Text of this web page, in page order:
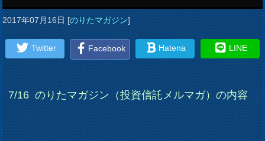
2017年07月16日[のりたマガジン]
Twitter Facebook Hatena LINE
7/16 のりたマガジン（投資信託メルマガ）の内容